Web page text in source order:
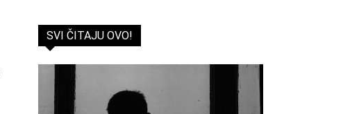
SVI ČITAJU OVO!